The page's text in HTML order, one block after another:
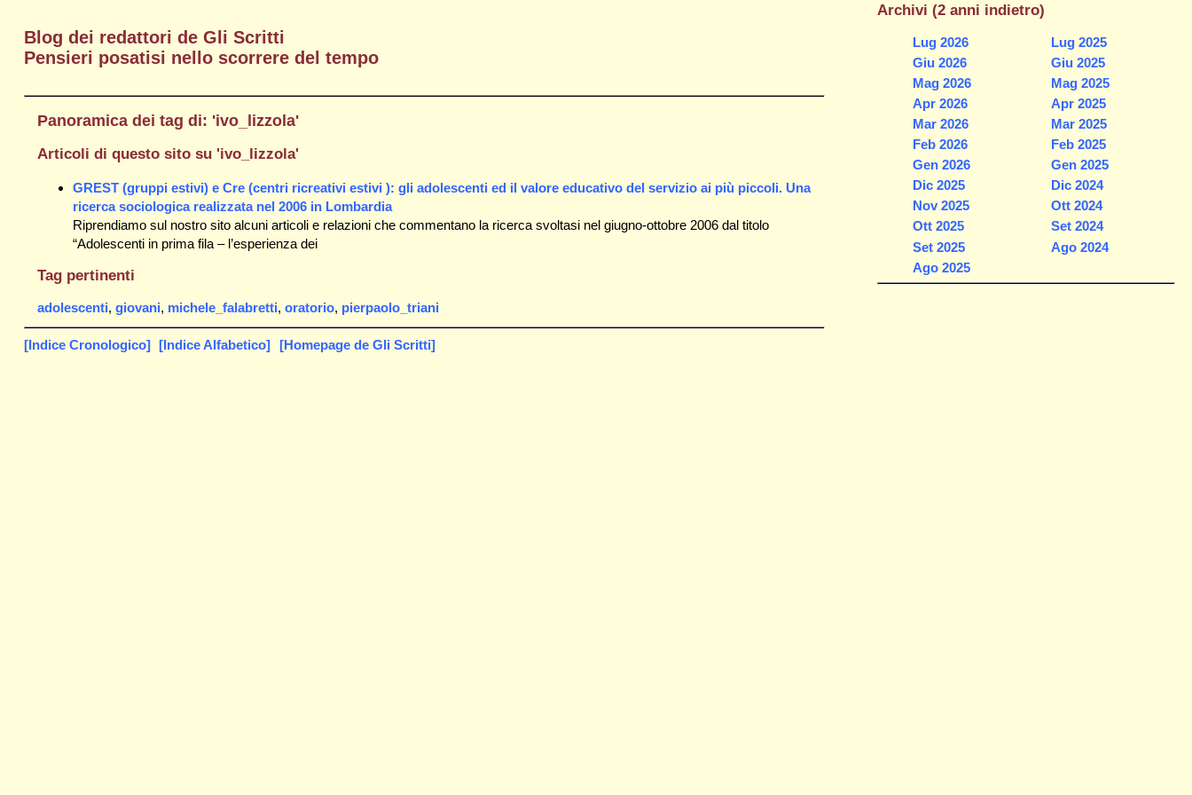
Blog dei redattori de Gli Scritti
Pensieri posatisi nello scorrere del tempo
Archivi (2 anni indietro)
Lug 2026
Giu 2026
Mag 2026
Apr 2026
Mar 2026
Feb 2026
Gen 2026
Dic 2025
Nov 2025
Ott 2025
Set 2025
Ago 2025
Lug 2025
Giu 2025
Mag 2025
Apr 2025
Mar 2025
Feb 2025
Gen 2025
Dic 2024
Ott 2024
Set 2024
Ago 2024
Panoramica dei tag di: 'ivo_lizzola'
Articoli di questo sito su 'ivo_lizzola'
GREST (gruppi estivi) e Cre (centri ricreativi estivi ): gli adolescenti ed il valore educativo del servizio ai più piccoli. Una
ricerca sociologica realizzata nel 2006 in Lombardia
Riprendiamo sul nostro sito alcuni articoli e relazioni che commentano la ricerca svoltasi nel giugno-ottobre 2006 dal titolo
“Adolescenti in prima fila – l’esperienza dei
Tag pertinenti
adolescenti, giovani, michele_falabretti, oratorio, pierpaolo_triani
[Indice Cronologico] [Indice Alfabetico] [Homepage de Gli Scritti]